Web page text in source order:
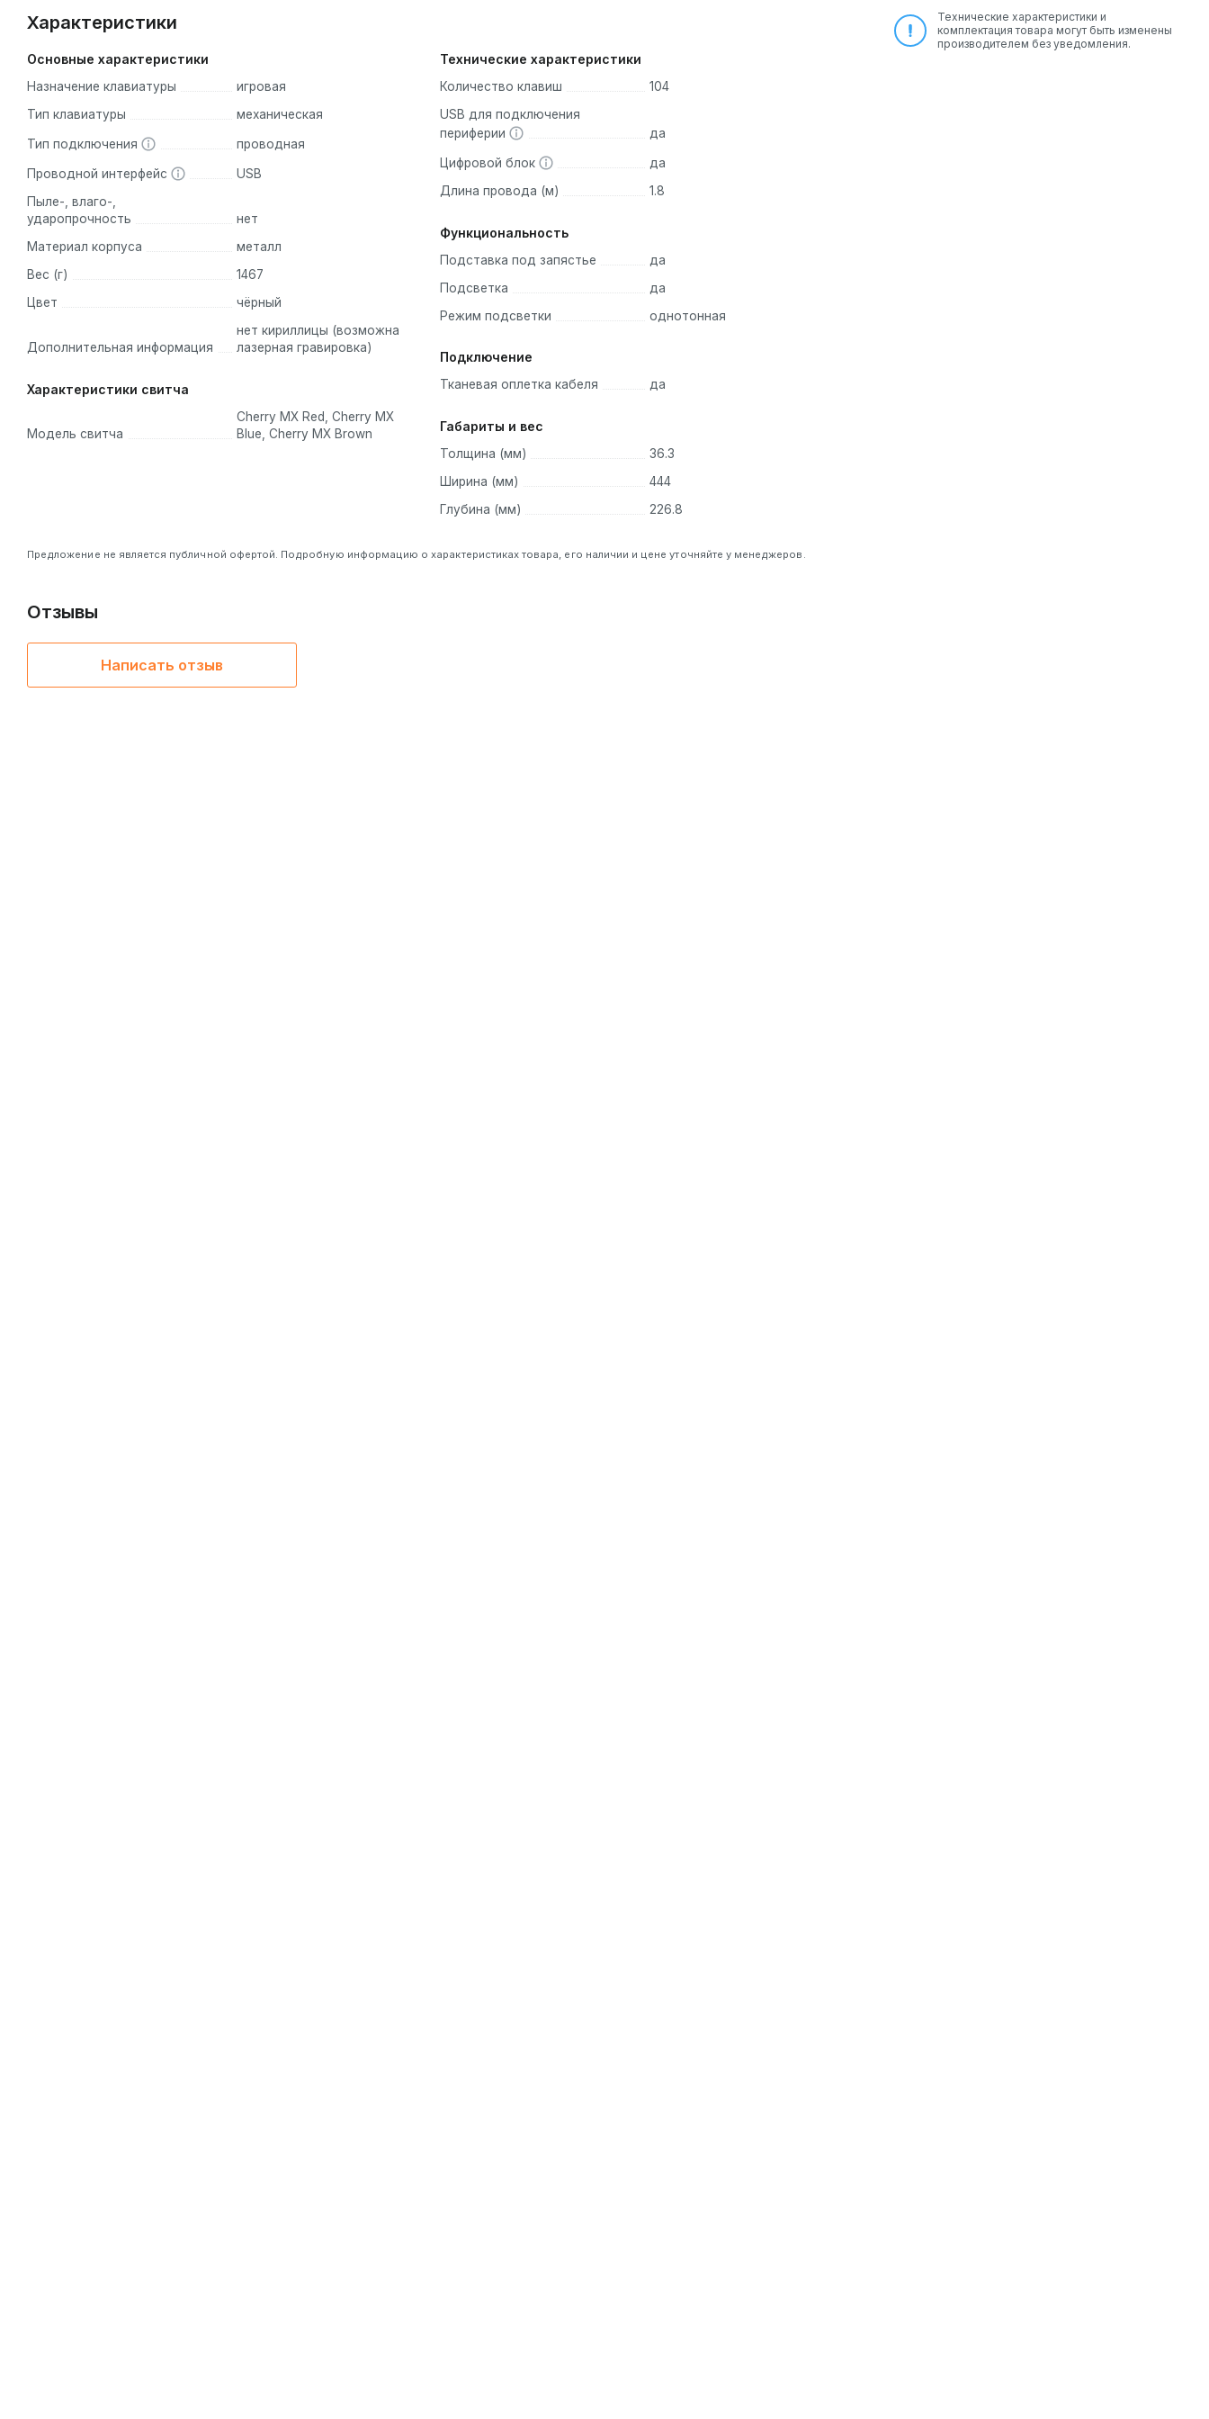
Характеристики
Основные характеристики
Назначение клавиатуры
игровая
Тип клавиатуры
механическая
Тип подключения проводная
Проводной интерфейс
USB
Пыле-, влаго-,
ударопрочность
нет
Материал корпуса
металл
Вес (г)
1467
Цвет
чёрный
Дополнительная информация
нет кириллицы (возможна
лазерная гравировка)
Характеристики свитча
Модель свитча
Cherry MX Red, Cherry MX
Blue, Cherry MX Brown
Технические характеристики
Количество клавиш
104
USB для подключения
периферии
да
Цифровой блок
да
Длина провода (м)
1.8
Функциональность
Подставка под запястье
да
Подсветка
да
Режим подсветки
однотонная
Подключение
Тканевая оплетка кабеля да
Габариты и вес
Толщина (мм)
36.3
Ширина (мм)
444
Глубина (мм)
226.8
Предложение не является публичной офертой. Подробную информацию о характеристиках товара, его наличии и цене уточняйте у менеджеров.
Технические характеристики и
комплектация товара могут быть изменены
производителем без уведомления.
Отзывы
Написать отзыв